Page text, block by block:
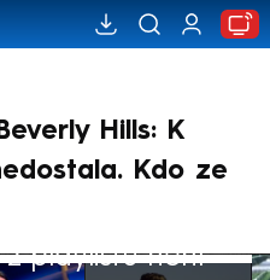
Hills: K
Kdo ze
playlistu není